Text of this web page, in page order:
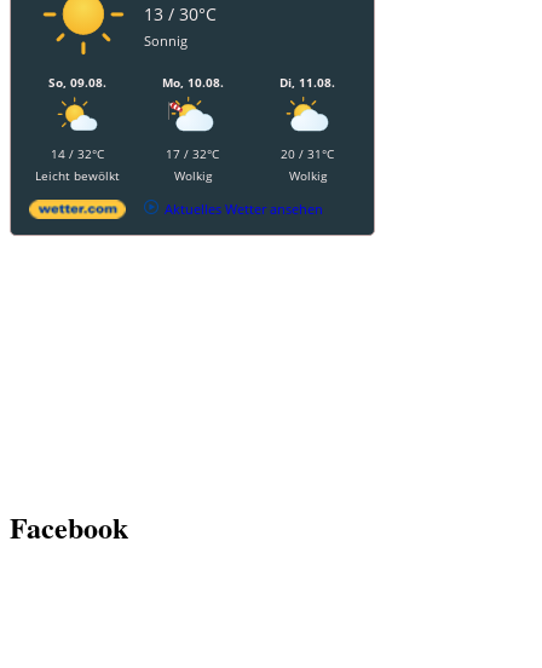
13 / 30°C
Sonnig
So, 09.08.
14 / 32°C
Leicht bewölkt
Mo, 10.08.
17 / 32°C
Wolkig
Di, 11.08.
20 / 31°C
Wolkig
Aktuelles Wetter ansehen
Facebook